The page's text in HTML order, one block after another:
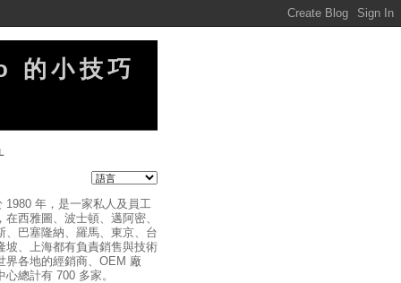
的小技巧
1980 年，是一家私人及員工
在西雅圖、波士頓、邁阿密、
、巴塞隆納、羅馬、東京、台
坡、上海都有負責銷售與技術
界各地的經銷商、OEM 廠
總計有 700 多家。